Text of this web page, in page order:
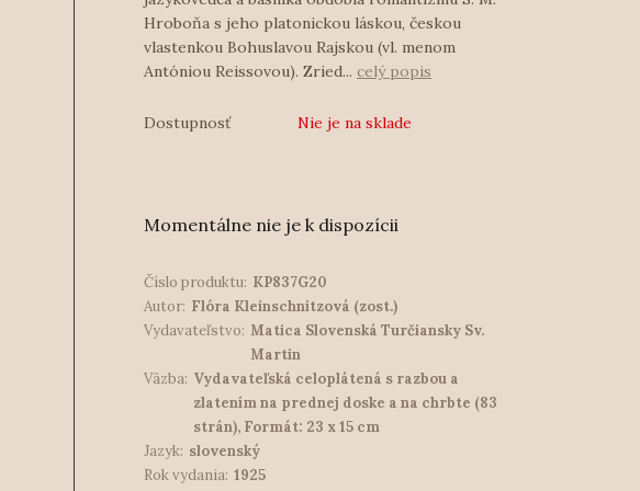
Hroboňa s jeho platonickou láskou, českou
vlastenkou Bohuslavou Rajskou (vl. menom
Antóniou Reissovou). Zried... celý popis
Dostupnosť Nie je na sklade
Momentálne nie je k dispozícii
Číslo produktu: KP837G20
Autor: Flóra Kleinschnitzová (zost.)
Vydavateľstvo: Matica Slovenská Turčiansky Sv.
Martin
Väzba: Vydavateľská celoplátená s razbou a
zlatením na prednej doske a na chrbte (83
strán), Formát: 23 x 15 cm
Jazyk: slovenský
Rok vydania: 1925